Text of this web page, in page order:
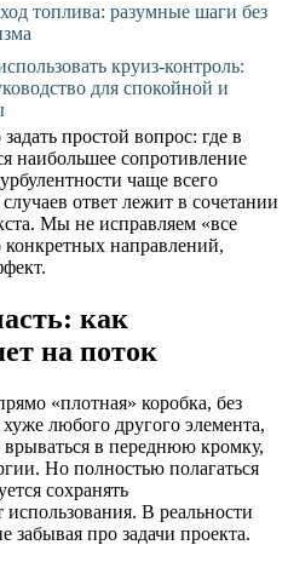
топлива: разумные шаги без
круиз-контроль:
для спокойной и
простой вопрос: где в
наибольшее сопротивление
чаще всего
ответ лежит в сочетании
Мы не исправляем «все
конкретных направлений,
как
на поток
«плотная» коробка, без
хуже любого другого элемента,
врываться в переднюю кромку,
Но полностью полагаться
сохранять
В реальности
забывая про задачи проекта.